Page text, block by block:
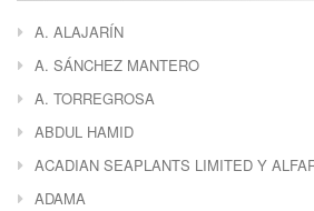
A. ALAJARÍN
A. SÁNCHEZ MANTERO
A. TORREGROSA
ABDUL HAMID
ACADIAN SEAPLANTS LIMITED Y
ADAMA